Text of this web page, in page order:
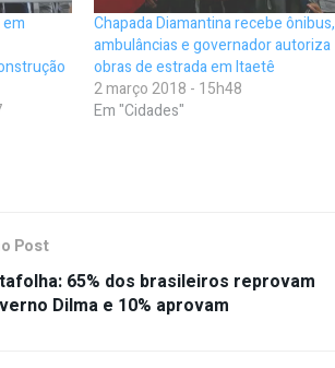
Chapada Diamantina recebe ônibus,
ambulâncias e governador autoriza
obras de estrada em Itaetê
2 março 2018 - 15h48
Em "Cidades"
Post
65% dos brasileiros reprovam
Dilma e 10% aprovam